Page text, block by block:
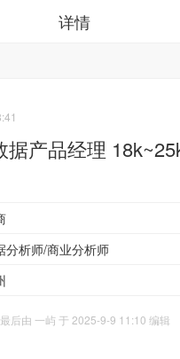
详情
据产品经理
分析师/商业分析师
后由 一屿 于 2025-9-9 11:10 编辑